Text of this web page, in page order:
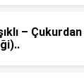
–